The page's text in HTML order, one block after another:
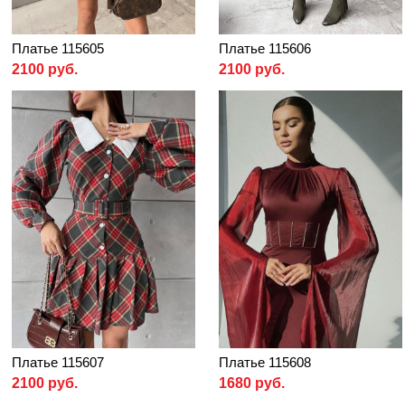
Платье 115605
2100 руб.
Платье 115606
2100 руб.
Платье 115607
2100 руб.
Платье 115608
1680 руб.